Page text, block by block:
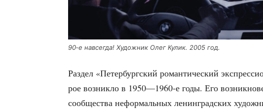
90‑е навсе­гда! Худож­ник Олег Кулик. 2005 год.
Раз­дел «Петер­бург­ский роман­ти­че­ский
рое воз­ник­ло в 1950—1960‑е годы. Его
сооб­ще­ства нефор­маль­ных ленин­град­ских